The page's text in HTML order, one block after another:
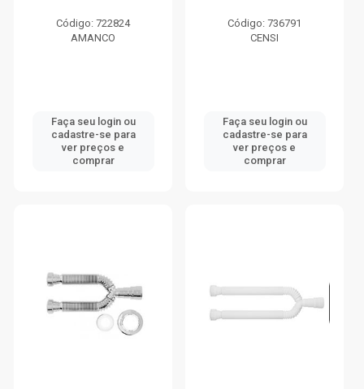
Código: 722824
AMANCO
Faça seu login ou
cadastre-se para
ver preços e
comprar
Código: 736791
CENSI
Faça seu login ou
cadastre-se para
ver preços e
comprar